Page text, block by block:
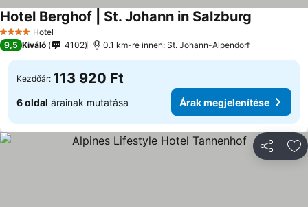
4 KategóriaHotel
Hotel Berghof | St. Johann in Salzburg
9,5 Kiváló 4102 0.1 km-re innen: St. Johann-Alpendorf
Kezdőár: 113 920 Ft
6 oldal árainak mutatása Árak megjelenítése